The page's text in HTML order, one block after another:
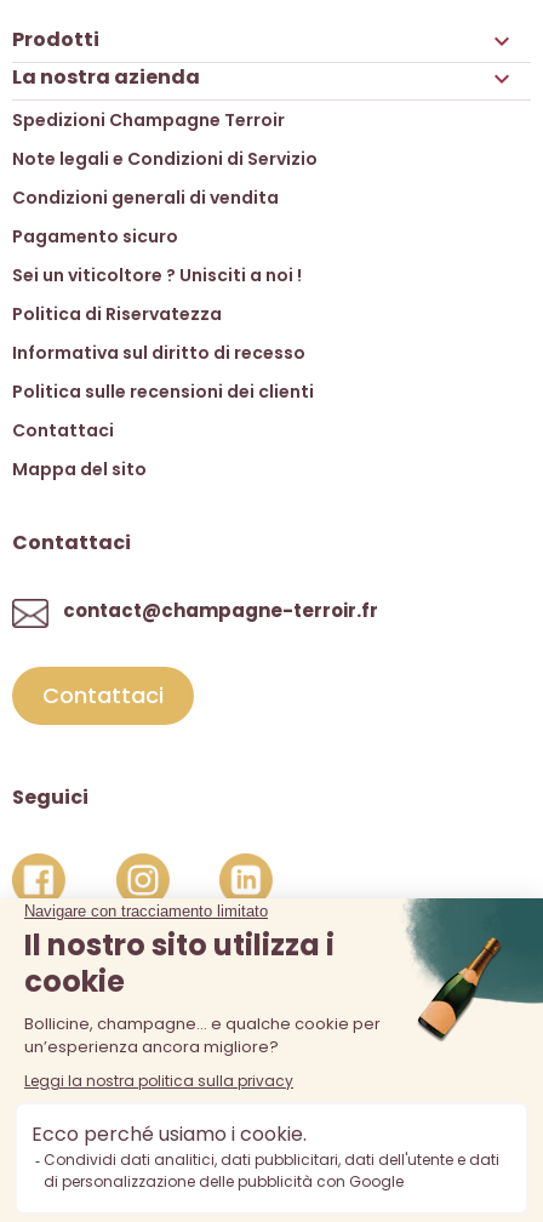
Prodotti 
La nostra azienda 
Spedizioni Champagne Terroir
Note legali e Condizioni di Servizio
Condizioni generali di vendita
Pagamento sicuro
Sei un viticoltore ? Unisciti a noi !
Politica di Riservatezza
Informativa sul diritto di recesso
Politica sulle recensioni dei clienti
Contattaci
Mappa del sito
Contattaci
contact@champagne-terroir.fr
Contattaci
Seguici
La vendita di alcolici è vietata ai minori di 18 anni. L'abuso di